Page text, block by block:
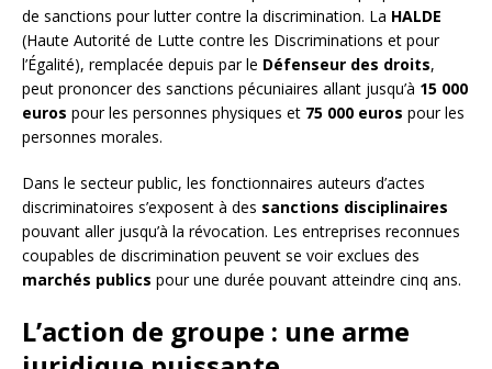
de sanctions pour lutter contre la discrimination. La HALDE
(Haute Autorité de Lutte contre les Discriminations et pour
l’Égalité), remplacée depuis par le Défenseur des droits,
peut prononcer des sanctions pécuniaires allant jusqu’à 15 000
euros pour les personnes physiques et 75 000 euros pour les
personnes morales.
Dans le secteur public, les fonctionnaires auteurs d’actes
discriminatoires s’exposent à des sanctions disciplinaires
pouvant aller jusqu’à la révocation. Les entreprises reconnues
coupables de discrimination peuvent se voir exclues des
marchés publics pour une durée pouvant atteindre cinq ans.
L’action de groupe : une arme